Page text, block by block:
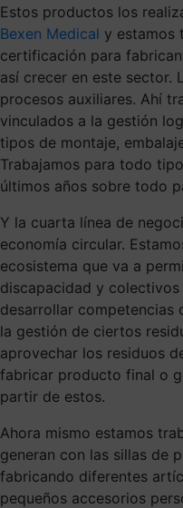
Estos productos los
Bexen Medical y estamos
certificación para
así crecer en este sector.
procesos auxiliares. Ahí
vinculados a la gestión
tipos de montaje,
Trabajamos para todo
últimos años sobre todo
Y la cuarta línea de
economía circular.
ecosistema que va a
discapacidad y
desarrollar competencias
la gestión de ciertos
aprovechar los residuos
fabricar producto final o
partir de estos.
Ahora mismo estamos
generan con las sillas de
fabricando diferentes
pequeños accesorios